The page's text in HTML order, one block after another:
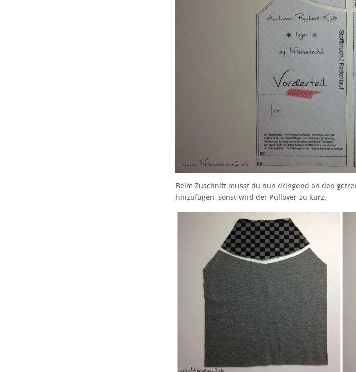
Beim Zuschnitt musst du nun dringend an den
hinzufügen, sonst wird der Pullover zu kurz.